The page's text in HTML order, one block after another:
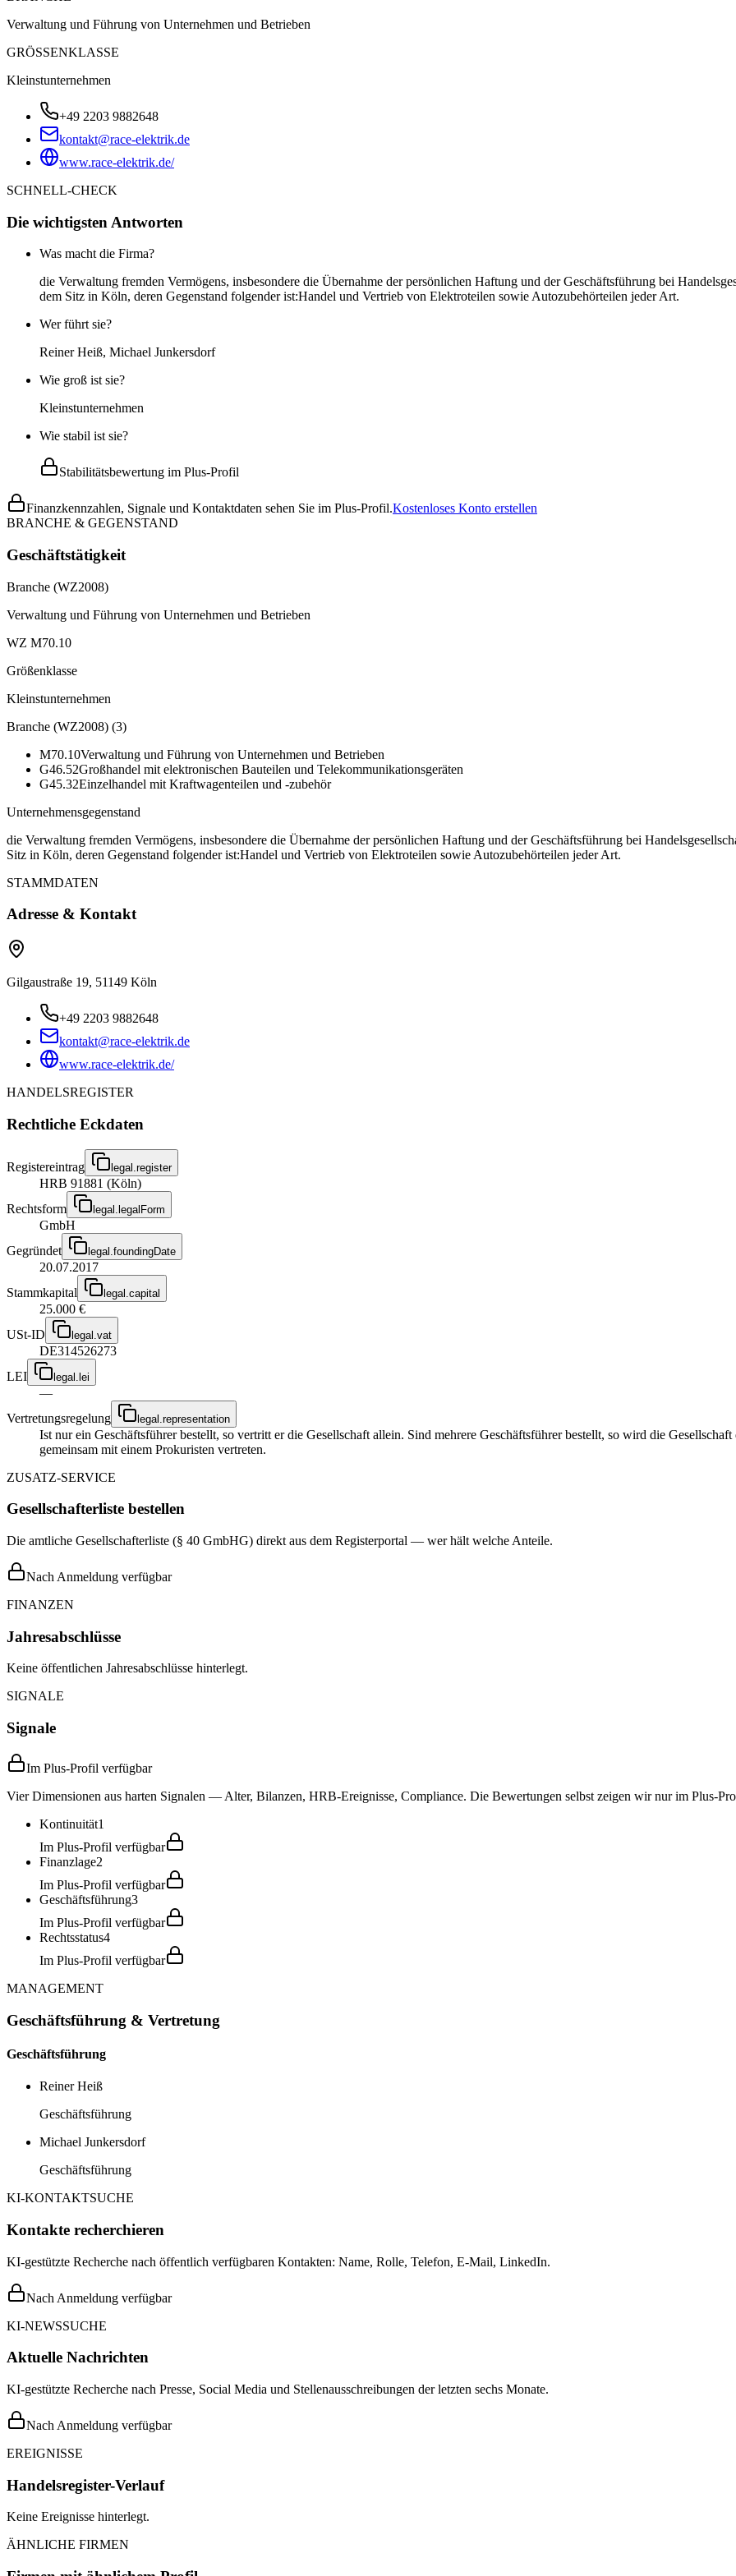
Verwaltung und Führung von Unternehmen und Betrieben
GRÖSSENKLASSE
Kleinstunternehmen
+49 2203 9882648
kontakt@race-elektrik.de
www.race-elektrik.de/
SCHNELL-CHECK
Die wichtigsten Antworten
Was macht die Firma?
die Verwaltung fremden Vermögens, insbesondere die Übernahme der persönlichen Haftung und der Geschäftsführung bei
dem Sitz in Köln, deren Gegenstand folgender ist:Handel und Vertrieb von Elektroteilen sowie Autozubehörteilen jeder Art.
Wer führt sie?
Reiner Heiß, Michael Junkersdorf
Wie groß ist sie?
Kleinstunternehmen
Wie stabil ist sie?
Stabilitätsbewertung im Plus-Profil
Finanzkennzahlen, Signale und Kontaktdaten sehen Sie im Plus-Profil.Kostenloses Konto erstellen
BRANCHE & GEGENSTAND
Geschäftstätigkeit
Branche (WZ2008)
Verwaltung und Führung von Unternehmen und Betrieben
WZ M70.10
Größenklasse
Kleinstunternehmen
Branche (WZ2008) (3)
M70.10Verwaltung und Führung von Unternehmen und Betrieben
G46.52Großhandel mit elektronischen Bauteilen und Telekommunikationsgeräten
G45.32Einzelhandel mit Kraftwagenteilen und -zubehör
Unternehmensgegenstand
die Verwaltung fremden Vermögens, insbesondere die Übernahme der persönlichen Haftung und der Geschäftsführung bei
Sitz in Köln, deren Gegenstand folgender ist:Handel und Vertrieb von Elektroteilen sowie Autozubehörteilen jeder Art.
STAMMDATEN
Adresse & Kontakt
Gilgaustraße 19, 51149 Köln
+49 2203 9882648
kontakt@race-elektrik.de
www.race-elektrik.de/
HANDELSREGISTER
Rechtliche Eckdaten
Registereintrag legal.register
HRB 91881 (Köln)
Rechtsform
legal.legalForm
GmbH
Gegründet
legal.foundingDate
20.07.2017
Stammkapital
legal.capital
25.000 €
USt-ID
legal.vat
DE314526273
LEI
legal.lei
—
Vertretungsregelung
legal.representation
Ist nur ein Geschäftsführer bestellt, so vertritt er die Gesellschaft allein. Sind mehrere Geschäftsführer bestellt, so wird die
gemeinsam mit einem Prokuristen vertreten.
ZUSATZ-SERVICE
Gesellschafterliste bestellen
Die amtliche Gesellschafterliste (§ 40 GmbHG) direkt aus dem Registerportal — wer hält welche Anteile.
Nach Anmeldung verfügbar
FINANZEN
Jahresabschlüsse
Keine öffentlichen Jahresabschlüsse hinterlegt.
SIGNALE
Signale
Im Plus-Profil verfügbar
Vier Dimensionen aus harten Signalen — Alter, Bilanzen, HRB-Ereignisse, Compliance. Die Bewertungen selbst zeigen wir nur im Plus-
Kontinuität1
Im Plus-Profil verfügbar
Finanzlage2
Im Plus-Profil verfügbar
Geschäftsführung3
Im Plus-Profil verfügbar
Rechtsstatus4
Im Plus-Profil verfügbar
MANAGEMENT
Geschäftsführung & Vertretung
Geschäftsführung
Reiner Heiß
Geschäftsführung
Michael Junkersdorf
Geschäftsführung
KI-KONTAKTSUCHE
Kontakte recherchieren
KI-gestützte Recherche nach öffentlich verfügbaren Kontakten: Name, Rolle, Telefon, E-Mail, LinkedIn.
Nach Anmeldung verfügbar
KI-NEWSSUCHE
Aktuelle Nachrichten
KI-gestützte Recherche nach Presse, Social Media und Stellenausschreibungen der letzten sechs Monate.
Nach Anmeldung verfügbar
EREIGNISSE
Handelsregister-Verlauf
Keine Ereignisse hinterlegt.
ÄHNLICHE FIRMEN